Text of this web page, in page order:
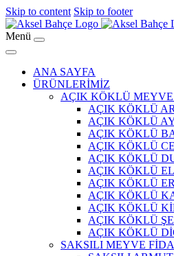
Skip to content Skip to footer
Menü
ANA SAYFA
ÜRÜNLERİMİZ
AÇIK KÖKLÜ
AÇIK KÖKLÜ
AÇIK KÖKLÜ
AÇIK KÖKLÜ
AÇIK KÖKLÜ
AÇIK KÖKLÜ
AÇIK KÖKLÜ
AÇIK KÖKLÜ
AÇIK KÖKLÜ
AÇIK KÖKLÜ
AÇIK KÖKLÜ
AÇIK KÖKLÜ
SAKSILI MEYVE